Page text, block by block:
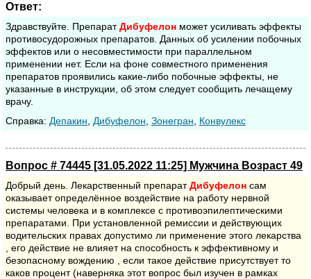
Ответ:
Здравствуйте. ПрепаратДибуфелон может усиливать эффекты
противосудорожных препаратов. Данных об усилении побочных
эффектов или о несовместимости при параллельном
применении нет. Если на фоне совместного применения
препаратов проявились какие-либо побочные эффекты, не
указанные в инструкции, об этом следует сообщить лечащему
врачу.
Cправка: Депакин Дибуфелон Зонегран Конвулекс
Вопрос # 74445 [31.05.2022 11:25] Мужчина Возраст 49
Добрый день. Лекарственный препаратДибуфелон сам
оказывает определённое воздействие на работу нервной
системы человека и в комплексе с противоэпилептическими
препаратами. При установленной ремиссии и действующих
водительских правах допустимо ли применение этого лекарства
, его действие не влияет на способность к эффективному и
безопасному вождению , если такое действие присутствует то
каков процент (наверняка этот вопрос был изучен в рамках